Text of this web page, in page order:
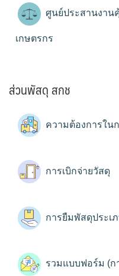
ศูนย์ประสานงาน
เกษตรกร
ส่วนพัสดุ สกช
ความต้องการใน
การเบิกจ่ายวัสดุ
การยืมพัสดุประเ
รวมแบบฟอร์ม (